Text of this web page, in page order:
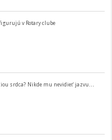
v Rotary clube
srdca? Nikde mu nevidieť jazvu…